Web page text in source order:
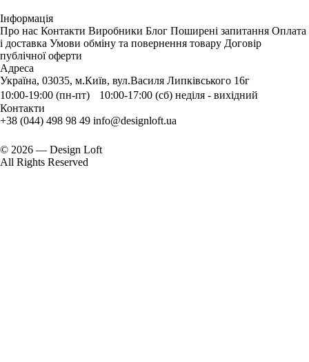
Інформація
Про нас Контакти Виробники Блог Поширені запитання Оплата
і доставка Умови обміну та повернення товару Договір
публічної оферти
Адреса
Україна, 03035, м.Київ, вул.Василя Липківського 16г
10:00-19:00 (пн-пт) 10:00-17:00 (сб) неділя - вихідний
Контакти
+38 (044) 498 98 49 info@designloft.ua
© 2026 — Design Loft
All Rights Reserved